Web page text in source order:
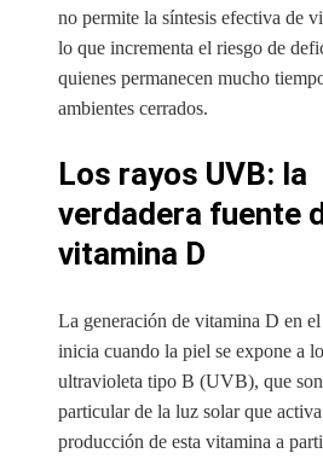
no permite la síntesis efectiva de
lo que incrementa el riesgo de
quienes permanecen mucho
ambientes cerrados.
Los rayos UVB: la
verdadera fuente
vitamina D
La generación de vitamina D en el
inicia cuando la piel se expone a
ultravioleta tipo B (UVB), que
particular de la luz solar que
producción de esta vitamina a